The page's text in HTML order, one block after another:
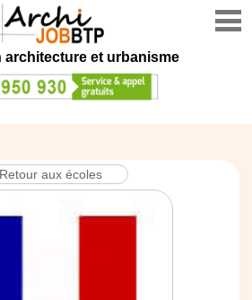
architecture et urbanisme
Retour aux écoles